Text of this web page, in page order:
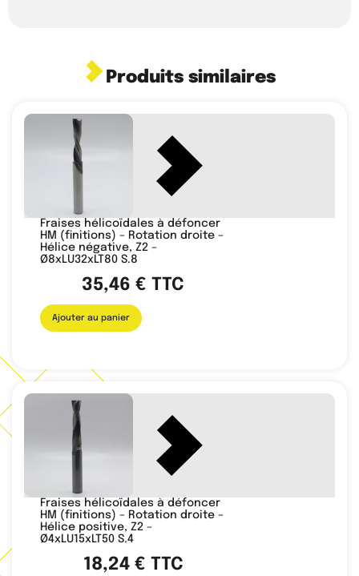
Produits similaires
Fraises hélicoïdales à défoncer
HM (finitions) – Rotation droite –
Hélice négative, Z2 –
Ø8xLU32xLT80 S.8
35,46€ TTC
Ajouter au panier
Fraises hélicoïdales à défoncer
HM (finitions) – Rotation droite –
Hélice positive, Z2 –
Ø4xLU15xLT50 S.4
18,24 € TTC